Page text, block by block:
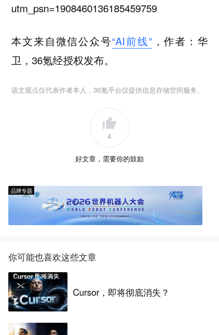
utm_psn=1908460136185459759
本文来自微信公众号“AI前线”，作者：华
卫，36氪经授权发布。
该文观点仅代表作者本人，36氪平台仅提供信息存储空间服务。
4
好文章，需要你的鼓励
品牌专题
你可能也喜欢这些文章
Cursor，即将彻底消失？